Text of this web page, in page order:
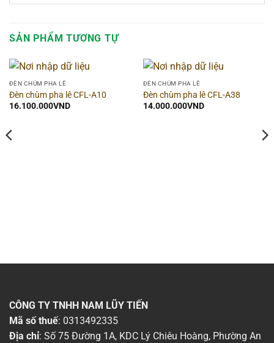
SẢN PHẨM TƯƠNG TỰ
ĐÈN CHÙM PHA LÊ
Đèn chùm pha lê CFL-A10
16.100.000VND
ĐÈN CHÙM PHA LÊ
Đèn chùm pha lê CFL-A38
14.000.000VND
CÔNG TY TNHH NAM LŨY TIẾN
Mã số thuế: 0313492335
Địa chỉ: Số 75 Đường 1A, KDC Lý Chiêu Hoàng, Phường An